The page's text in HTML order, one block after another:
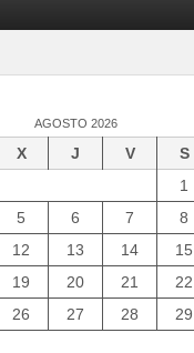
AGOSTO 2026
X J V S
1
5 6 7 8
12 13 14 15
19 20 21 22
26 27 28 29